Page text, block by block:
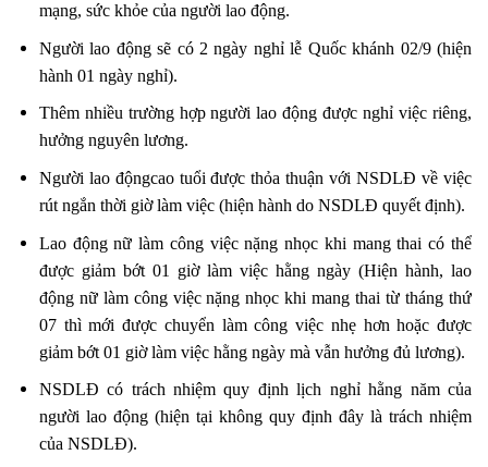
mạng, sức khỏe của người lao động.
Người lao động sẽ có 2 ngày nghỉ lễ Quốc khánh 02/9 (hiện
hành 01 ngày nghỉ).
Thêm nhiều trường hợp người lao động được nghỉ việc riêng,
hưởng nguyên lương.
Người lao độngcao tuổi được thỏa thuận với NSDLĐ về việc
rút ngắn thời giờ làm việc (hiện hành do NSDLĐ quyết định).
Lao động nữ làm công việc nặng nhọc khi mang thai có thể
được giảm bớt 01 giờ làm việc hằng ngày (Hiện hành, lao
động nữ làm công việc nặng nhọc khi mang thai từ tháng thứ
07 thì mới được chuyển làm công việc nhẹ hơn hoặc được
giảm bớt 01 giờ làm việc hằng ngày mà vẫn hưởng đủ lương).
NSDLĐ có trách nhiệm quy định lịch nghỉ hằng năm của
người lao động (hiện tại không quy định đây là trách nhiệm
của NSDLĐ).